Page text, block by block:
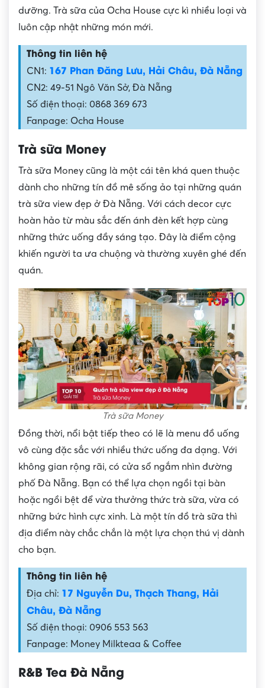
dưỡng. Trà sữa của Ocha House cực kì nhiều loại và
luôn cập nhật những món mới.
Thông tin liên hệ
CN1: 167 Phan Đăng Lưu, Hải Châu, Đà Nẵng
CN2: 49-51 Ngô Văn Sở, Đà Nẵng
Số điện thoại: 0868 369 673
Fanpage: Ocha House
Trà sữa Money
Trà sữa Money cũng là một cái tên khá quen thuộc
dành cho những tín đồ mê sống ảo tại những quán
trà sữa view đẹp ở Đà Nẵng. Với cách decor cực
hoàn hảo từ màu sắc đến ánh đèn kết hợp cùng
những thức uống đầy sáng tạo. Đây là điểm cộng
khiến người ta ưa chuộng và thường xuyên ghé đến
quán.
Trà sữa Money
Đồng thời, nổi bật tiếp theo có lẽ là menu đồ uống
vô cùng đặc sắc với nhiều thức uống đa dạng. Với
không gian rộng rãi, có cửa sổ ngắm nhìn đường
phố Đà Nẵng. Bạn có thể lựa chọn ngồi tại bàn
hoặc ngồi bệt để vừa thưởng thức trà sữa, vừa có
những bức hình cực xinh. Là một tín đồ trà sữa thì
địa điểm này chắc chắn là một lựa chọn thú vị dành
cho bạn.
Thông tin liên hệ
Địa chỉ: 17 Nguyễn Du, Thạch Thang, Hải
Châu, Đà Nẵng
Số điện thoại: 0906 553 563
Fanpage: Money Milkteaa & Coffee
R&B Tea Đà Nẵng